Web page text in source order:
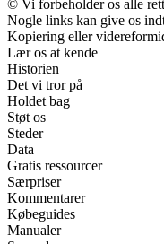
© Vi forbeholder os alle
Nogle links kan give os
Kopiering eller
Lær os at kende
Historien
Det vi tror på
Holdet bag
Støt os
Steder
Data
Gratis ressourcer
Særpriser
Kommentarer
Købeguides
Manualer